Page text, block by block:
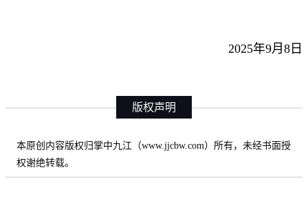
2025年9月8日
版权声明
本原创内容版权归掌中九江（www.jjcbw.com）所有，未经书面授
权谢绝转载。